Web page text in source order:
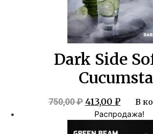
Dark Side
750,00₽
цена
составляла
413,00 ₽
цена:
В
Распродажа!